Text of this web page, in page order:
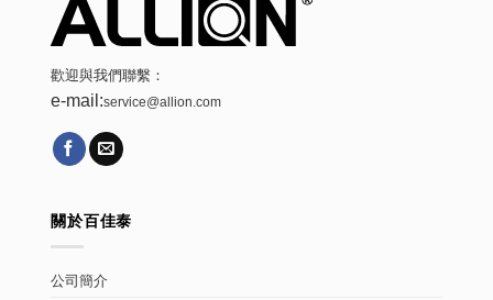
歡迎與我們聯繫：
e-mail:service@allion.com
關於百佳泰
公司簡介